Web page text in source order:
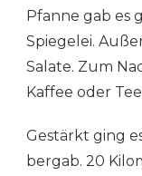
Pfanne gab es
Spiegelei.
Salate. Zum
Kaffee oder
Gestärkt ging
bergab. 20